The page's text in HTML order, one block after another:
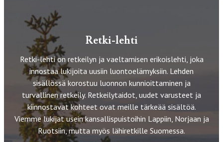
Retki-lehti
Retki-lehti on retkeilyn ja vaeltamisen erikoislehti, joka
innostaa lukijoita uusiin luontoelämyksiin. Lehden
sisällössä korostuu luonnon kunnioittaminen ja
turvallinen retkeily. Retkeilytaidot, uudet varusteet ja
kiinnostavat kohteet ovat meille tärkeää sisältöä.
Viemme lukijat usein kansallispuistoihin Lappiin, Norjaan ja
Ruotsiin, mutta myös lähiretkille Suomessa.